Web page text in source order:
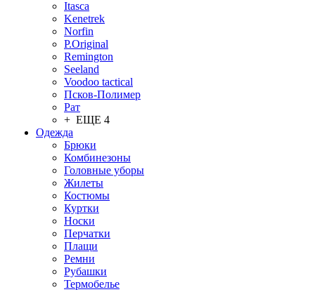
Itasca
Kenetrek
Norfin
P.Original
Remington
Seeland
Voodoo tactical
Псков-Полимер
Рат
+ ЕЩЕ 4
Одежда
Брюки
Комбинезоны
Головные уборы
Жилеты
Костюмы
Куртки
Носки
Перчатки
Плащи
Ремни
Рубашки
Термобелье